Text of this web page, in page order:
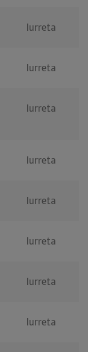
Iurreta
Iurreta
Iurreta
Iurreta
Iurreta
Iurreta
Iurreta
Iurreta